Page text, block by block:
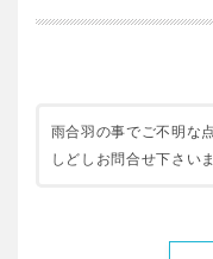
雨合羽の事でご不明な
しどしお問合せ下さいま